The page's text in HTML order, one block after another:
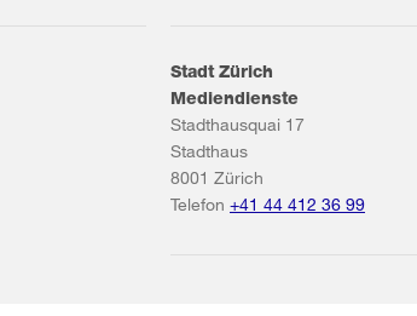
Stadt Zürich
Mediendienste
Stadthausquai 17
Stadthaus
8001 Zürich
Telefon +41 44 412 36 99